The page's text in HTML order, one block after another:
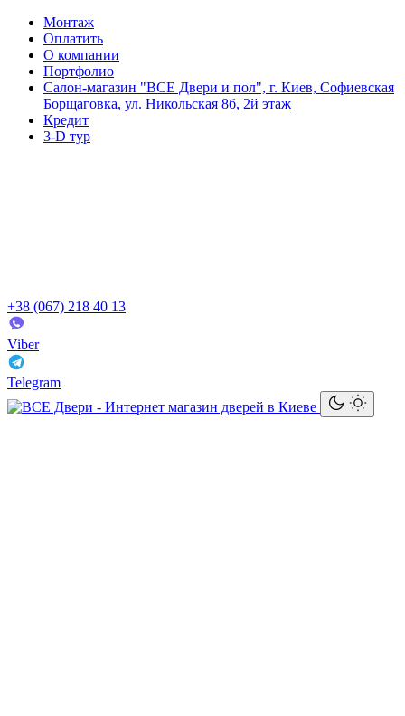
Монтаж
Оплатить
О компании
Портфолио
Салон-магазин "ВСЕ Двери и пол", г. Киев, Софиевская
Борщаговка, ул. Никольская 8б, 2й этаж
Кредит
3-D тур
+38 (067) 218 40 13
Viber
Telegram